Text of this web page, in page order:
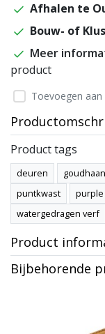
Afhalen te
Bouw- of
Meer
product
Toevoegen
Product tags
deuren
puntkwast
purple
watergedragen verf
Product
Bijbehorende